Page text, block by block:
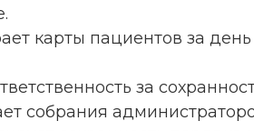
карты пациентов за
за
собрания